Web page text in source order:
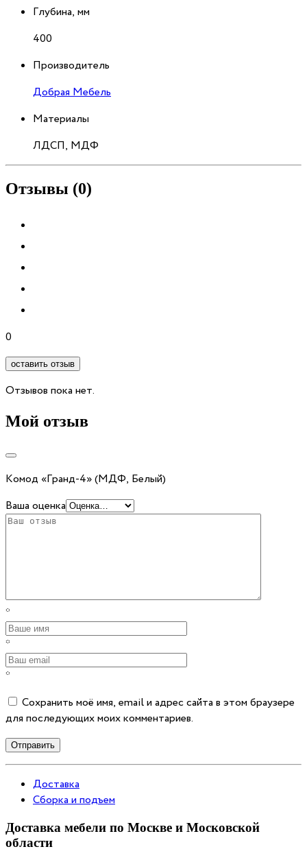
Глубина, мм
400
Производитель
Добрая Мебель
Материалы
ЛДСП, МДФ
Отзывы (0)
0
оставить отзыв
Отзывов пока нет.
Мой отзыв
Комод «Гранд-4» (МДФ, Белый)
Ваша оценка
*
*
*
Сохранить моё имя, email и адрес сайта в этом браузере
для последующих моих комментариев.
Отправить
Доставка
Сборка и подъем
Доставка мебели по Москве и Московской
области